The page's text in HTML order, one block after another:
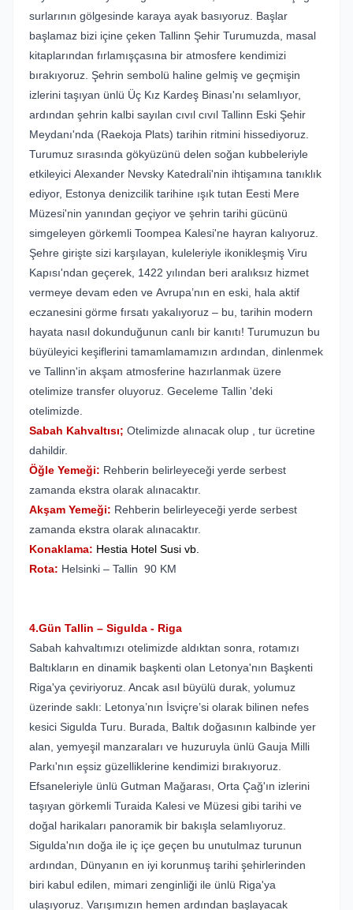
surlarının gölgesinde karaya ayak basıyoruz. Başlar
başlamaz bizi içine çeken Tallinn Şehir Turumuzda, masal
kitaplarından fırlamışçasına bir atmosfere kendimizi
bırakıyoruz. Şehrin sembolü haline gelmiş ve geçmişin
izlerini taşıyan ünlü Üç Kız Kardeş Binası'nı selamlıyor,
ardından şehrin kalbi sayılan cıvıl cıvıl Tallinn Eski Şehir
Meydanı'nda (Raekoja Plats) tarihin ritmini hissediyoruz.
Turumuz sırasında gökyüzünü delen soğan kubbeleriyle
etkileyici Alexander Nevsky Katedrali'nin ihtişamına tanıklık
ediyor, Estonya denizcilik tarihine ışık tutan Eesti Mere
Müzesi'nin yanından geçiyor ve şehrin tarihi gücünü
simgeleyen görkemli Toompea Kalesi'ne hayran kalıyoruz.
Şehre girişte sizi karşılayan, kuleleriyle ikonikleşmiş Viru
Kapısı'ndan geçerek, 1422 yılından beri aralıksız hizmet
vermeye devam eden ve Avrupa’nın en eski, hala aktif
eczanesini görme fırsatı yakalıyoruz – bu, tarihin modern
hayata nasıl dokunduğunun canlı bir kanıtı! Turumuzun bu
büyüleyici keşiflerini tamamlamamızın ardından, dinlenmek
ve Tallinn'in akşam atmosferine hazırlanmak üzere
otelimize transfer oluyoruz. Geceleme Tallin 'deki
otelimizde.
Sabah Kahvaltısı; Otelimizde alınacak olup , tur ücretine
dahildir.
Öğle Yemeği: Rehberin belirleyeceği yerde serbest
zamanda ekstra olarak alınacaktır.
Akşam Yemeği: Rehberin belirleyeceği yerde serbest
zamanda ekstra olarak alınacaktır.
Konaklama: Hestia Hotel Susi vb.
Rota: Helsinki – Tallin 90 KM
4.Gün Tallin – Sigulda - Riga
Sabah kahvaltımızı otelimizde aldıktan sonra, rotamızı
Baltıkların en dinamik başkenti olan Letonya'nın Başkenti
Riga'ya çeviriyoruz. Ancak asıl büyülü durak, yolumuz
üzerinde saklı: Letonya’nın İsviçre’si olarak bilinen nefes
kesici Sigulda Turu. Burada, Baltık doğasının kalbinde yer
alan, yemyeşil manzaraları ve huzuruyla ünlü Gauja Milli
Parkı'nın eşsiz güzelliklerine kendimizi bırakıyoruz.
Efsaneleriyle ünlü Gutman Mağarası, Orta Çağ'ın izlerini
taşıyan görkemli Turaida Kalesi ve Müzesi gibi tarihi ve
doğal harikaları panoramik bir bakışla selamlıyoruz.
Sigulda'nın doğa ile iç içe geçen bu unutulmaz turunun
ardından, Dünyanın en iyi korunmuş tarihi şehirlerinden
biri kabul edilen, mimari zenginliği ile ünlü Riga'ya
ulaşıyoruz. Varışımızın hemen ardından başlayacak